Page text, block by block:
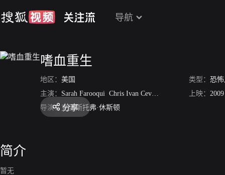
导航
嗜血重生
地区： 美国 类型： 恐
主演： Sarah Farooqui Chris Ivan Cevic Alex Petrovitch
上映： 2009
导演： 克里斯托弗·休斯顿
分享
简介
暂无